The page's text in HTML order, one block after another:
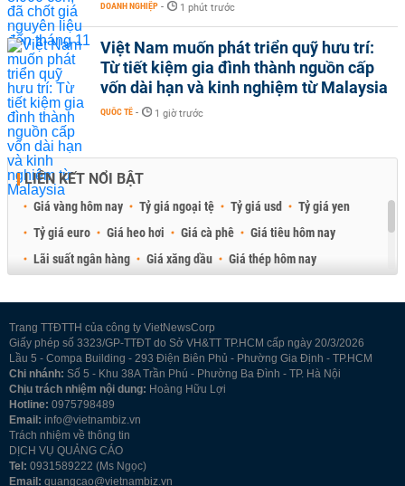
DOANH NGHIỆP - 1 phút trước
Việt Nam muốn phát triển quỹ hưu trí:
Từ tiết kiệm gia đình thành nguồn cấp
vốn dài hạn và kinh nghiệm từ Malaysia
QUỐC TẾ - 1 giờ trước
LIÊN KẾT NỔI BẬT
Giá vàng hôm nay Tỷ giá ngoại tệ Tỷ giá usd
Tỷ giá yen
Tỷ giá euro
Giá heo hơi Giá cà phê
Giá tiêu hôm nay
Lãi suất ngân hàng
Giá xăng dầu
Giá thép hôm nay
Trang TTĐTTH của công ty VietNewsCorp
Giấy phép số 3323/GP-TTĐT do Sở VH&TT TP.HCM cấp ngày 20/3/2026
Lầu 5 - Compa Building - 293 Điện Biên Phủ - Phường Gia Định - TP.HCM
Chi nhánh: Số 5 - Khu 38A Trần Phú - Phường Ba Đình - TP. Hà Nội
Chịu trách nhiệm nội dung: Hoàng Hữu Lợi
Hotline: 0975798489
Email: info@vietnambiz.vn
Trách nhiệm về thông tin
DỊCH VỤ QUẢNG CÁO
Tel: 0931589222 (Ms Ngọc)
Email: quangcao@vietnambiz.vn